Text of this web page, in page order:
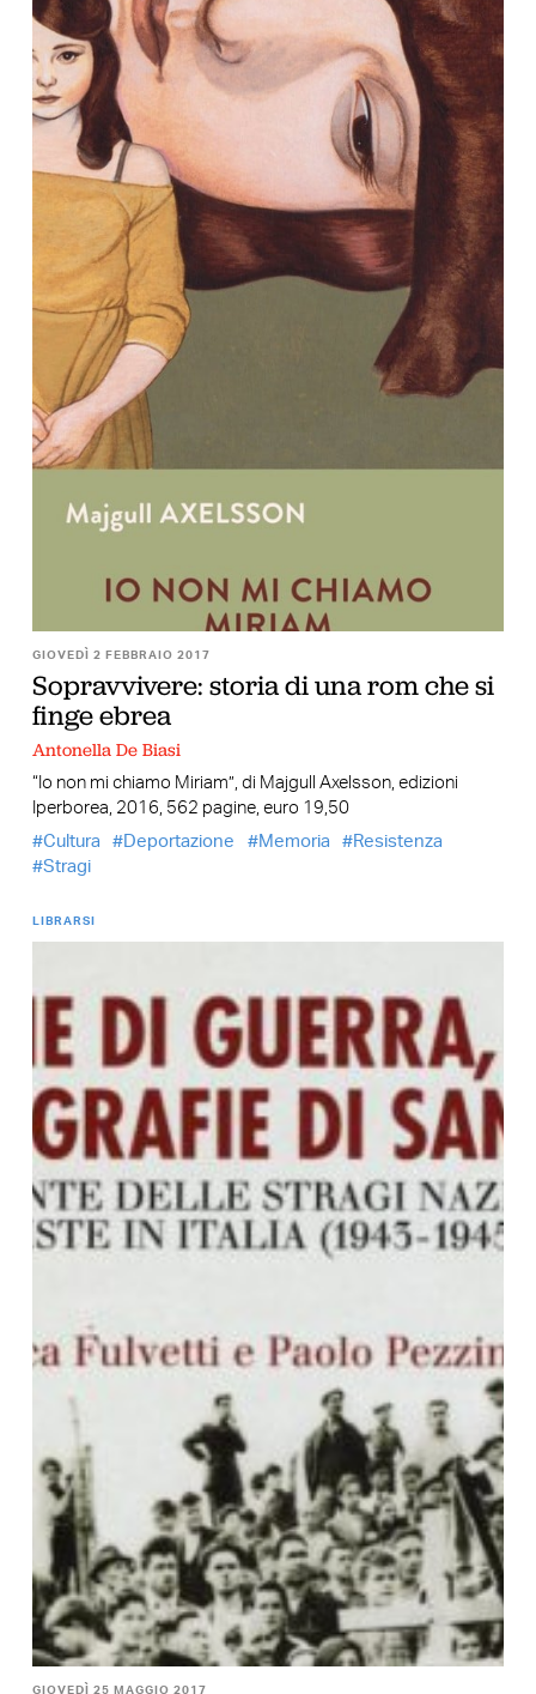
GIOVEDÌ 2 FEBBRAIO 2017
Sopravvivere: storia di una rom che si
finge ebrea
Antonella De Biasi
“Io non mi chiamo Miriam”, di Majgull Axelsson, edizioni
Iperborea, 2016, 562 pagine, euro 19,50
Cultura
Deportazione Memoria
Resistenza
Stragi
LIBRARSI
GIOVEDÌ 25 MAGGIO 2017